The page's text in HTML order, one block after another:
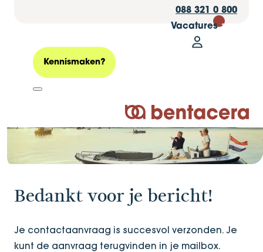
088 321 0 800
Vacatures 30
Mijn
Logo Bentacera
Kennismaken?
Bedankt!
Bedankt voor je bericht!
Je contactaanvraag is succesvol verzonden. Je
kunt de aanvraag terugvinden in je mailbox.